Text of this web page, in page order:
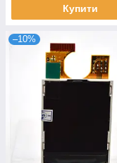
Купити
–10%